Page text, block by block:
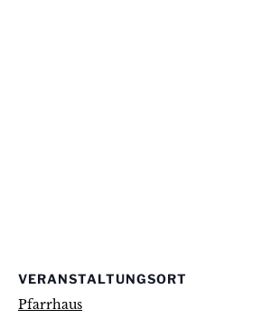
VERANSTALTUNGSORT
Pfarrhaus